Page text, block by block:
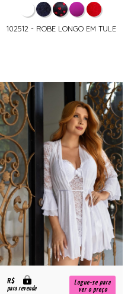
102512 - ROBE LONGO EM TULE
R$
para revenda
Logue-se para
ver o preço